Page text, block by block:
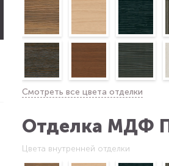
Смотреть все цвета отделки
Отделка МДФ
Цвета внутренней отделки